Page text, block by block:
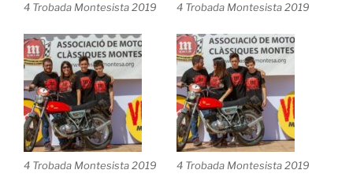
4 Trobada Montesista 2019 4 Trobada Montesista 2019
4 Trobada Montesista 2019 4 Trobada Montesista 2019